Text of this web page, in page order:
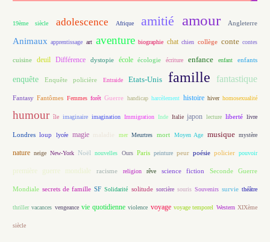
19ème siècle adolescence Afrique amitié amour Angleterre
Animaux apprentissage art aventure biographie chat chien collège conte contes
cuisine deuil Différence dystopie école écologie écriture enfance enfant enfants
enquête Enquête policière Entraide Etats-Unis famille fantastique
Fantasy Fantômes Femmes forêt Guerre handicap harcèlement histoire hiver homosexualité
humour île imaginaire imagination Immigration Inde Italie japon lecture liberté livre
Londres loup lycée magie maladie mer Meurtres mort Moyen Age musique mystère
nature neige New-York Noël nouvelles Ours Paris peinture peur poésie policier pouvoir
première guerre mondiale racisme religion rêve science fiction Seconde Guerre
Mondiale secrets de famille SF Solidarité solitude sorcière souris Souvenirs survie théâtre
thriller vacances vengeance vie quotidienne violence voyage voyage temporel Western XIXème
siècle